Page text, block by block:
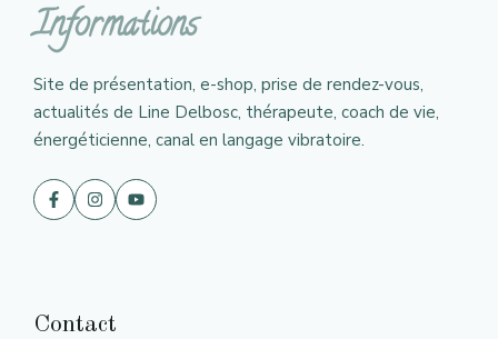
Informations
Site de présentation, e-shop, prise de rendez-vous,
actualités de Line Delbosc, thérapeute, coach de vie,
énergéticienne, canal en langage vibratoire.
Contact